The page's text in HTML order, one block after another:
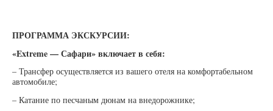
ПРОГРАММА ЭКСКУРСИИ:
«Extreme — Сафари»включает в себя:
– Трансфер осуществляется из вашего отеля на комфортабельном
автомобиле;
– Катание по песчаным дюнам на внедорожнике;